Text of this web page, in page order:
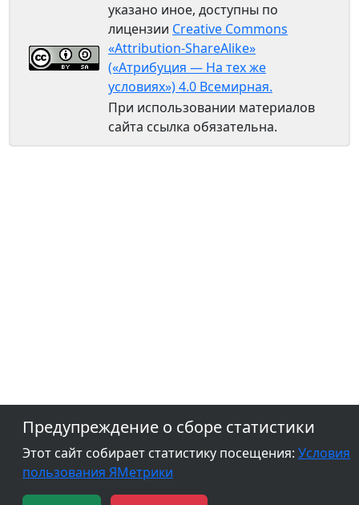
указано иное, доступны по
лицензии Creative Commons
«Attribution-ShareAlike»
(«Атрибуция — На тех же
условиях») 4.0 Всемирная.
При использовании материалов
сайта ссылка обязательна.
Предупреждение о сборе статистики
Этот сайт собирает статистику посещения: Условия
пользования ЯМетрики